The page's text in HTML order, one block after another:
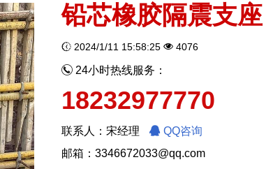
铅芯橡胶隔震支座
2024/1/11 15:58:25 4076
24小时热线服务：
18232977770
联系人：宋经理
QQ咨询
邮箱：3346672033@qq.com